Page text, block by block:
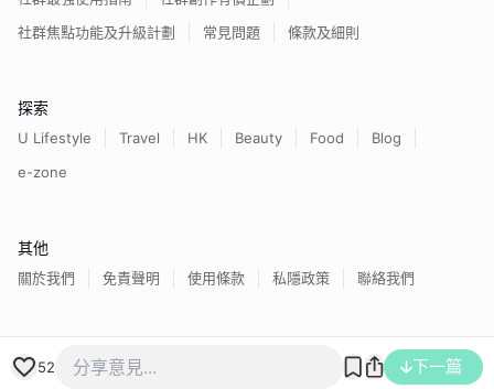
52 下一篇
社群焦點功能及升級計劃
常見問題 條款及細則
探索
U Lifestyle Travel HK Beauty Food
Blog
e-zone
其他
關於我們 免責聲明 使用條款 私隱政策 聯絡我們
香港經濟日報版權所有©